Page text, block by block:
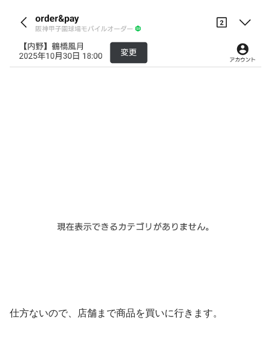
仕方ないので、店舗まで商品を買いに行きます。